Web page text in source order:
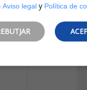
Aviso legal y Política de